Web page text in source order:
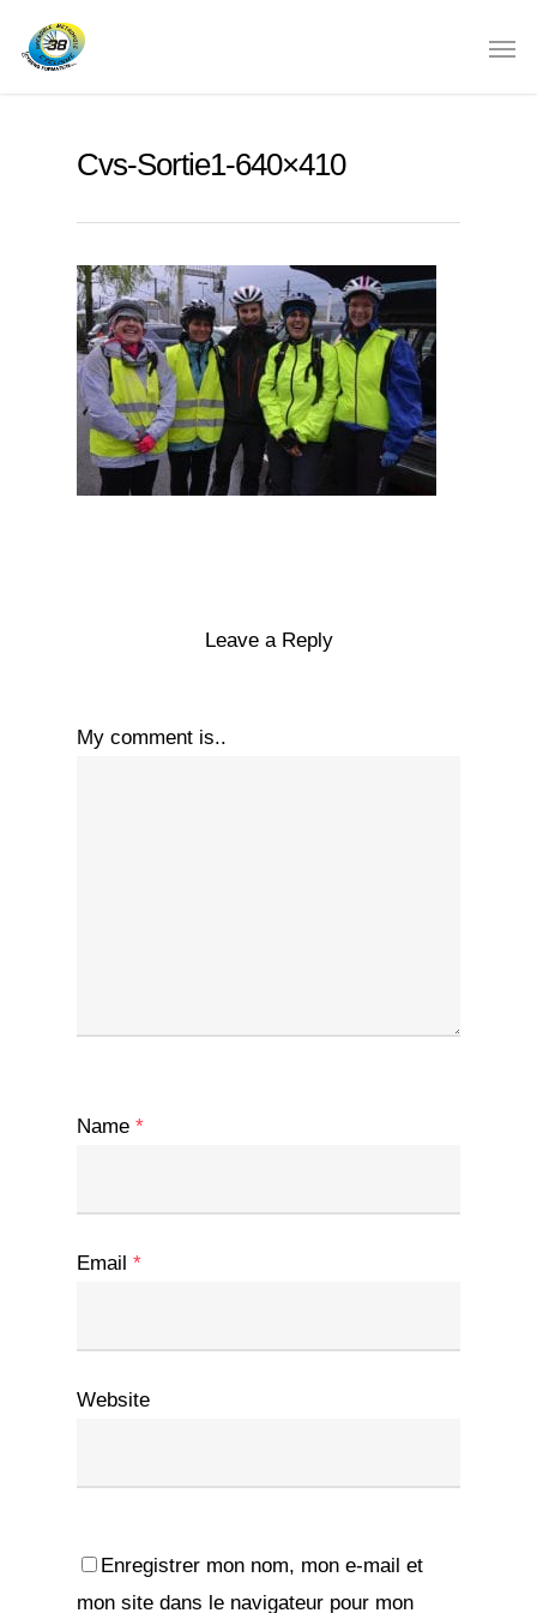
Cvs-Sortie1-640×410
Leave a Reply
My comment is..
Name *
Email *
Website
Enregistrer mon nom, mon e-mail et
mon site dans le navigateur pour mon